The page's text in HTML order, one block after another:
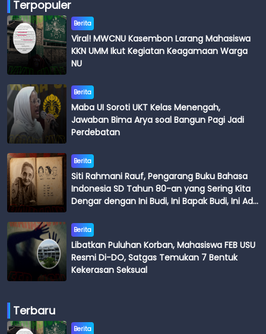
Terpopuler
Berita
Viral! MWCNU Kasembon Larang Mahasiswa
KKN UMM Ikut Kegiatan Keagamaan Warga
NU
Berita
Maba UI Soroti UKT Kelas Menengah,
Jawaban Bima Arya soal Bangun Pagi Jadi
Perdebatan
Berita
Siti Rahmani Rauf, Pengarang Buku Bahasa
Indonesia SD Tahun 80-an yang Sering Kita
Dengar dengan Ini Budi, Ini Bapak Budi, Ini Adik
Berita
Libatkan Puluhan Korban, Mahasiswa FEB USU
Resmi Di-DO, Satgas Temukan 7 Bentuk
Kekerasan Seksual
Terbaru
Berita